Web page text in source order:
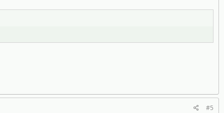
#5